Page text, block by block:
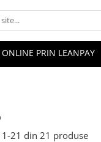
ONLINE PRIN LEANPAY
1-21 din 21 produse